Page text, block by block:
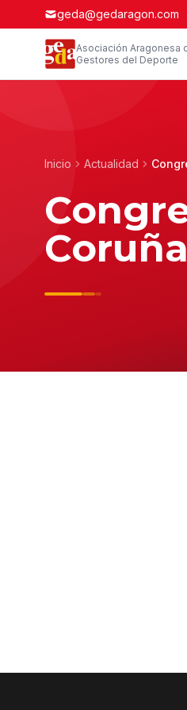
geda@gedaragon.com
Asociación Aragonesa
Gestores del Deporte
Inicio Actualidad
Coruña